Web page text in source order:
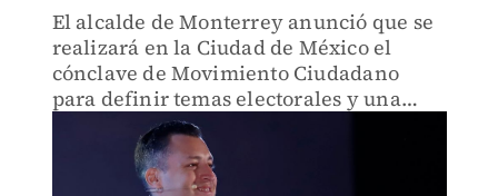
El alcalde de Monterrey anunció que se
realizará en la Ciudad de México el
cónclave de Movimiento Ciudadano
para definir temas electorales y una
eventual candidatura para la
Presidencia